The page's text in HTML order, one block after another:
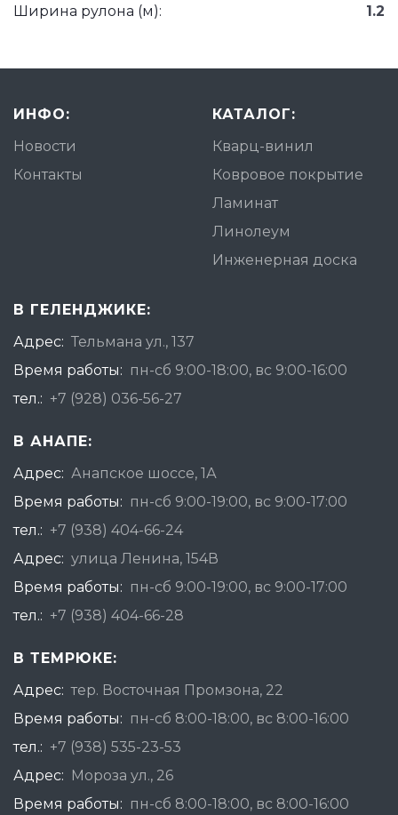
Ширина рулона (м):
1.2
ИНФО:
Новости
Контакты
КАТАЛОГ:
Кварц-винил
Ковровое покрытие
Ламинат
Линолеум
Инженерная доска
В ГЕЛЕНДЖИКЕ:
Адрес: Тельмана ул., 137
Время работы: пн-сб 9:00-18:00, вс 9:00-16:00
тел.: +7 (928) 036-56-27
В АНАПЕ:
Адрес: Анапское шоссе, 1А
Время работы: пн-сб 9:00-19:00, вс 9:00-17:00
тел.: +7 (938) 404-66-24
Адрес: улица Ленина, 154В
Время работы: пн-сб 9:00-19:00, вс 9:00-17:00
тел.: +7 (938) 404-66-28
В ТЕМРЮКЕ:
Адрес: тер. Восточная Промзона, 22
Время работы: пн-сб 8:00-18:00, вс 8:00-16:00
тел.: +7 (938) 535-23-53
Адрес: Мороза ул., 26
Время работы: пн-сб 8:00-18:00, вс 8:00-16:00